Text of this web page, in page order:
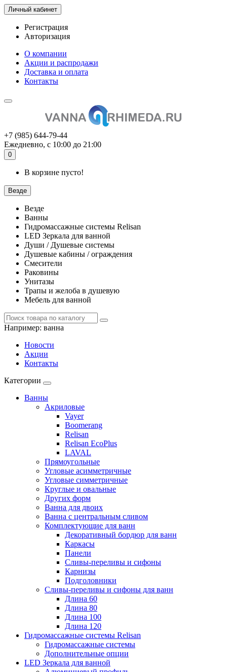
Личный кабинет
Регистрация
Авторизация
О компании
Акции и распродажи
Доставка и оплата
Контакты
+7 (985) 644-79-44
Ежедневно, с 10:00 до 21:00
0
В корзине пусто!
Везде
Везде
Ванны
Гидромассажные системы Relisan
LED Зеркала для ванной
Души / Душевые системы
Душевые кабины / ограждения
Смесители
Раковины
Унитазы
Трапы и желоба в душевую
Мебель для ванной
Например: ванна
Новости
Акции
Контакты
Категории
Ванны
Акриловые
Vayer
Boomerang
Relisan
Relisan EcoPlus
LAVAL
Прямоугольные
Угловые асимметричные
Угловые симметричные
Круглые и овальные
Других форм
Ванна для двоих
Ванна с центральным сливом
Комплектующие для ванн
Декоративный бордюр для ванн
Каркасы
Панели
Сливы-переливы и сифоны
Карнизы
Подголовники
Сливы-переливы и сифоны для ванн
Длина 60
Длина 80
Длина 100
Длина 120
Гидромассажные системы Relisan
Гидромассажные системы
Дополнительные опции
LED Зеркала для ванной